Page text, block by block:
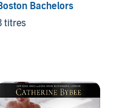
Bachelors
titres